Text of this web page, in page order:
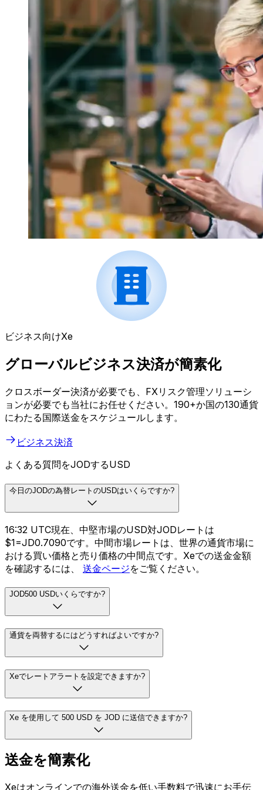
ビジネス向けXe
グローバルビジネス決済が簡素化
クロスボーダー決済が必要でも、FXリスク管理ソリューシ
ョンが必要でも当社にお任せください。190+か国の130通貨
にわたる国際送金をスケジュールします。
ビジネス決済
よくある質問をJODするUSD
今日のJODの為替レートのUSDはいくらですか?
16:32 UTC現在、中堅市場のUSD対JODレートは
$1=JD0.7090です。中間市場レートは、世界の通貨市場に
おける買い価格と売り価格の中間点です。Xeでの送金金額
を確認するには、 送金ページをご覧ください。
JOD500 USDいくらですか?
通貨を両替するにはどうすればよいですか?
Xeでレートアラートを設定できますか?
Xe を使用して 500 USD を JOD に送信できますか?
送金を簡素化
Xeはオンラインでの海外送金を低い手数料で迅速にお手伝